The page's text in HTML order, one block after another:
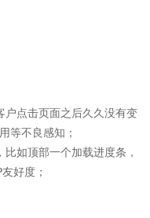
户点击页面之后久久没有变
等不良感知；
如顶部一个加载进度条，
好度；